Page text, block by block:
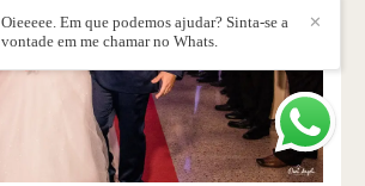
✕
Oieeeee. Em que podemos ajudar? Sinta-se a
vontade em me chamar no Whats.